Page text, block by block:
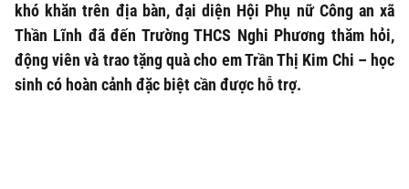
khó khăn trên địa bàn, đại diện Hội Phụ nữ Công an xã
Thần Lĩnh đã đến Trường THCS Nghi Phương thăm hỏi,
động viên và trao tặng quà cho em Trần Thị Kim Chi – học
sinh có hoàn cảnh đặc biệt cần được hỗ trợ.